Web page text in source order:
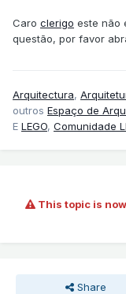
Caro clerigo este não
questão, por favor
Arquitectura,
outros Espaço de
E LEGO, Comunidade
This topic is
Share